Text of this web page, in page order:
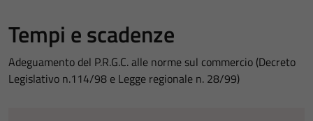
Tempi e scadenze
Adeguamento del P.R.G.C. alle norme sul commercio (Decreto
Legislativo n.114/98 e Legge regionale n. 28/99)